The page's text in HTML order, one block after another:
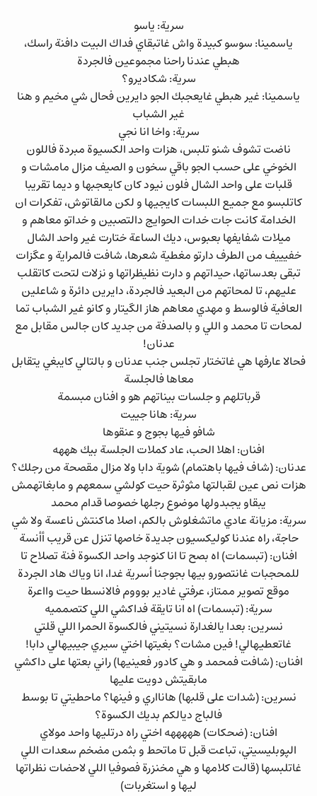
سرية: ياسو
ياسمينا: سوسو كبيدة واش غاتبقاي فداك البيت دافنة راسك،
هبطي عندنا راحنا مجموعين فالجردة
سرية: شكاديرو؟
ياسمينا: غير هبطي غايعجبك الجو دايرين فحال شي مخيم و هنا
غير الشباب
سرية: واخا انا نجي
ناضت تشوف شنو تلبس، هزات واحد الكسيوة مبردة فاللون
الخوخي على حسب الجو باقي سخون و الصيف مزال مامشات و
قلبات على واحد الشال فلون نيود كان كايعجبها و ديما تقريبا
كاتلبسو مع جميع اللبسات كايجيها و لكن مالقاتوش، تفكرات ان
الخدامة كانت جات خدات الحوايج دالتصبين و خداتو معاهم و
ميلات شفايفها بعبوس، ديك الساعة ختارت غير واحد الشال
خفيييف من الطرف دارتو مغطية شعرها، شافت فالمراية و عگزات
تبقى بعدساتها، حيداتهم و دارت نظيظراتها و نزلات لتحت كاتقلب
عليهم، تا لمحاتهم من البعيد فالجردة، دايرين دائرة و شاعلين
العافية فالوسط و مهدي معاهم هاز الگيتار و كانو غير الشباب تما
لمحات تا محمد و اللي و بالصدفة من جديد كان جالس مقابل مع
عدنان!
فحالا عارفها هي غاتختار تجلس جنب عدنان و بالتالي كايبغي يتقابل
معاها فالجلسة
قرباتلهم و جلسات بيناتهم هو و افنان مبسمة
سرية: هانا جييت
شافو فيها بجوج و عنقوها
افنان: اهلا الحب، عاد كملات الجلسة بيك هههه
عدنان: (شاف فيها باهتمام) شوية دابا ولا مزال مقصحة من رجلك؟
هزات نص عين لقبالتها مثوثرة حيت كولشي سمعهم و مابغاتهمش
يبقاو يجبدولها موضوع رجلها خصوصا قدام محمد
سرية: مزيانة عادي ماتشغلوش بالكم، اصلا ماكنتش ناعسة ولا شي
حاجة، راه عندنا كوليكسيون جديدة خاصها تنزل عن قريب أأنسة
افنان: (تبسمات) اه بصح تا انا كنوجد واحد الكسوة فنة تصلاح تا
للمحجبات غانتصورو بيها بجوجنا أسرية غدا، انا وياك هاد الجردة
موقع تصوير ممتاز، عرفتي غادير بوووم فالانسطا حيت وااعرة
سرية: (تبسمات) اه انا تايقة فداكشي اللي كتصمميه
نسرين: بعدا يالغدارة نسيتيني فالكسوة الحمرا اللي قلتي
غاتعطيهالي! فين مشات؟ بغيتها اختي سيري جيبيهالي دابا!
افنان: (شافت فمحمد و هي كادور فعينيها) راني بعتها على داكشي
مابقيتش دويت عليها
نسرين: (شدات على قلبها) هانااري و فينها؟ ماحطيتي تا بوسط
فالباج ديالكم بديك الكسوة؟
افنان: (ضحكات) هههههه اختي راه درتليها واحد مولاي
الپوبليسيتي، تباعت قبل تا ماتحط و بثمن مضخم سعدات اللي
غاتلبسها (قالت كلامها و هي مخنزرة فصوفيا اللي لاحضات نظراتها
ليها و استغربات)